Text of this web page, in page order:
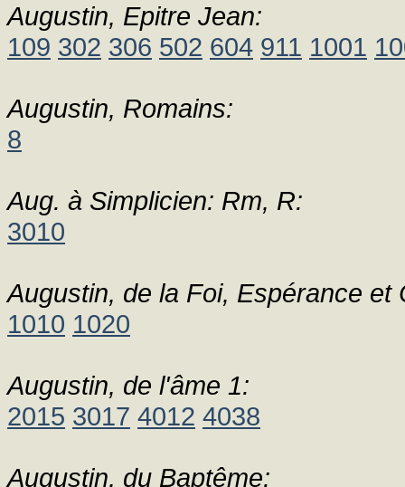
Augustin, Epitre Jean:
109 302 306 502 604 911 1001
Augustin, Romains:
8
Aug. à Simplicien: Rm, R:
3010
Augustin, de la Foi, Espérance et
1010 1020
Augustin, de l'âme 1:
2015 3017 4012 4038
Augustin, du Baptême: